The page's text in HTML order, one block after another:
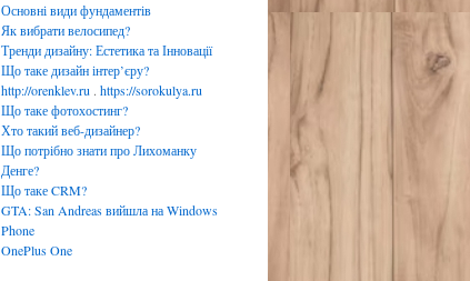
Основні види фундаментів
Як вибрати велосипед?
Тренди дизайну: Естетика та Інновації
Що таке дизайн інтер’єру?
http://orenklev.ru . https://sorokulya.ru
Що таке фотохостинг?
Хто такий веб-дизайнер?
Що потрібно знати про Лихоманку
Денге?
Що таке CRM?
GTA: San Andreas вийшла на Windows
Phone
OnePlus One